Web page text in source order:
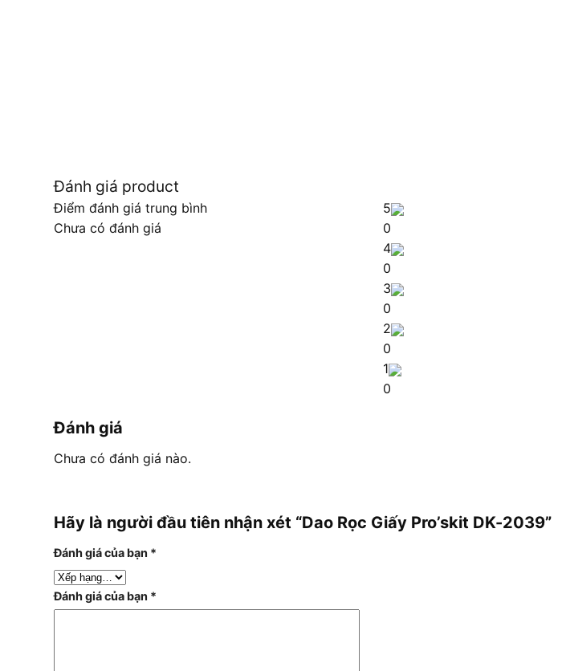
Đánh giá product
Điểm đánh giá trung bình
Chưa có đánh giá
5
0
4
0
3
0
2
0
1
0
Đánh giá
Chưa có đánh giá nào.
Hãy là người đầu tiên nhận xét “Dao Rọc Giấy Pro’skit DK-2039”
Đánh giá của bạn *
Đánh giá của bạn *